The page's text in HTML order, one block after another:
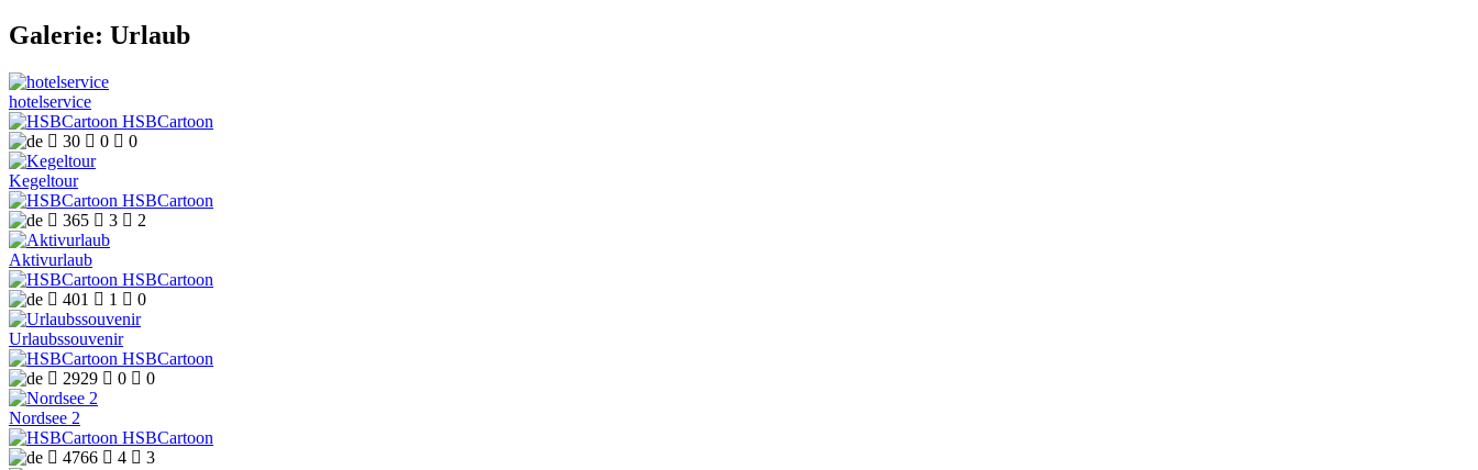
Galerie: Urlaub
hotelservice
HSBCartoon
 30  0  0
Kegeltour
HSBCartoon
 365  3  2
Aktivurlaub
HSBCartoon
 401  1  0
Urlaubssouvenir
HSBCartoon
 2929  0  0
Nordsee 2
HSBCartoon
 4766  4  3